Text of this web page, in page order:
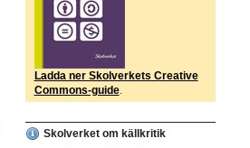
Ladda ner Skolverkets Creative
Commons-guide.
Skolverket om källkritik